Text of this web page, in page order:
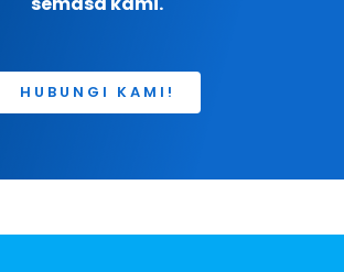
HUBUNGI KAMI!